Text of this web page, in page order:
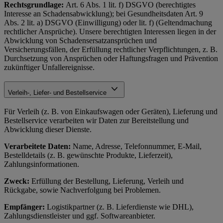
Rechtsgrundlage: Art. 6 Abs. 1 lit. f) DSGVO (berechtigtes
Interesse an Schadensabwicklung); bei Gesundheitsdaten Art. 9
Abs. 2 lit. a) DSGVO (Einwilligung) oder lit. f) (Geltendmachung
rechtlicher Ansprüche). Unsere berechtigten Interessen liegen in der
Abwicklung von Schadensersatzansprüchen und
Versicherungsfällen, der Erfüllung rechtlicher Verpflichtungen, z. B.
Durchsetzung von Ansprüchen oder Haftungsfragen und Prävention
zukünftiger Unfallereignisse.
Verleih-, Liefer- und Bestellservice
Für Verleih (z. B. von Einkaufswagen oder Geräten), Lieferung und
Bestellservice verarbeiten wir Daten zur Bereitstellung und
Abwicklung dieser Dienste.
Verarbeitete Daten: Name, Adresse, Telefonnummer, E-Mail,
Bestelldetails (z. B. gewünschte Produkte, Lieferzeit),
Zahlungsinformationen.
Zweck: Erfüllung der Bestellung, Lieferung, Verleih und
Rückgabe, sowie Nachverfolgung bei Problemen.
Empfänger: Logistikpartner (z. B. Lieferdienste wie DHL),
Zahlungsdienstleister und ggf. Softwareanbieter.